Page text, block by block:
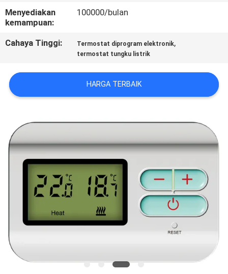
PERMINTAAN
PENAWARAN
PRIVACY
Menyediakan
kemampuan:
100000/bulan
Cahaya Tinggi: Termostat diprogram elektronik,
termostat tungku listrik
HARGA TERBAIK